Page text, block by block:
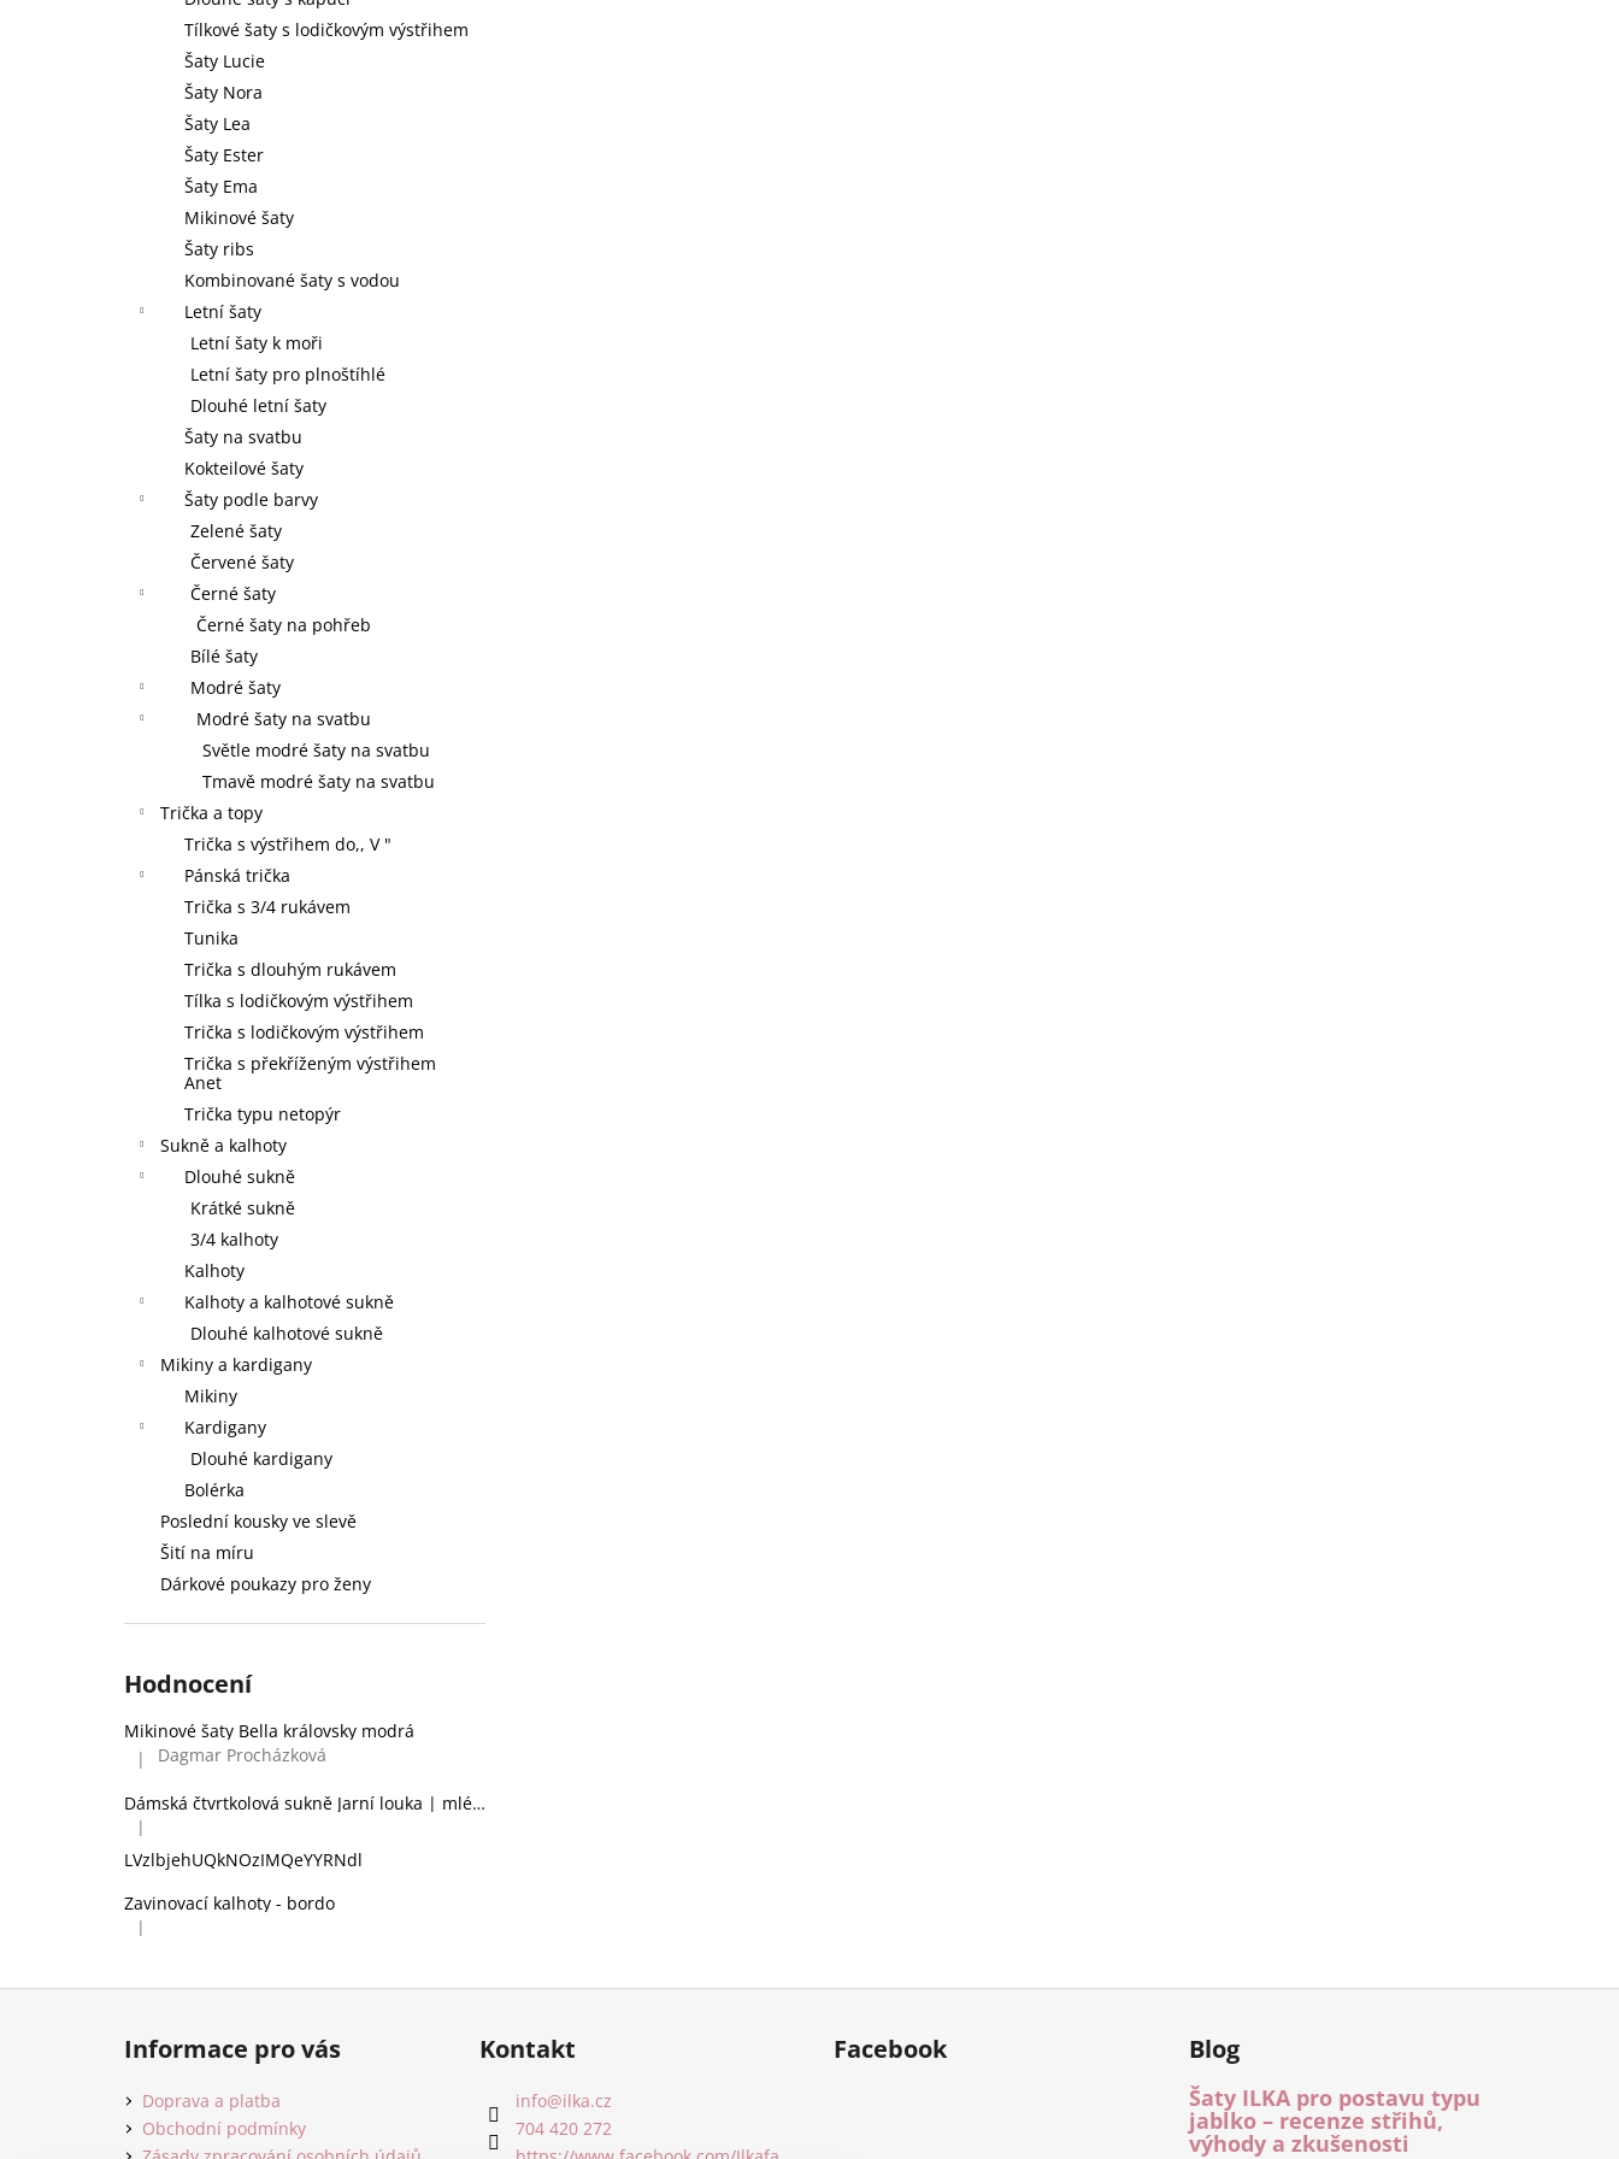
Tílkové šaty s lodičkovým výstřihem
Šaty Lucie
Šaty Nora
Šaty Lea
Šaty Ester
Šaty Ema
Mikinové šaty
Šaty ribs
Kombinované šaty s vodou
Letní šaty
Letní šaty k moři
Letní šaty pro plnoštíhlé
Dlouhé letní šaty
Šaty na svatbu
Kokteilové šaty
Šaty podle barvy
Zelené šaty
Červené šaty
Černé šaty
Černé šaty na pohřeb
Bílé šaty
Modré šaty
Modré šaty na svatbu
Světle modré šaty na svatbu
Tmavě modré šaty na svatbu
Trička a topy
Trička s výstřihem do,, V "
Pánská trička
Trička s 3/4 rukávem
Tunika
Trička s dlouhým rukávem
Tílka s lodičkovým výstřihem
Trička s lodičkovým výstřihem
Trička s překříženým výstřihem
Anet
Trička typu netopýr
Sukně a kalhoty
Dlouhé sukně
Krátké sukně
3/4 kalhoty
Kalhoty
Kalhoty a kalhotové sukně
Dlouhé kalhotové sukně
Mikiny a kardigany
Mikiny
Kardigany
Dlouhé kardigany
Bolérka
Poslední kousky ve slevě
Šití na míru
Dárkové poukazy pro ženy
Hodnocení
Mikinové šaty Bella královsky modrá
Hodnocení produktu je 5 z 5 hvězdiček.
| Dagmar Procházková
Dámská čtvrtkolová sukně Jarní louka | mléčné hedvábí
Hodnocení produktu je 2 z 5 hvězdiček.
|
LVzlbjehUQkNOzIMQeYYRNdl
Zavinovací kalhoty - bordo
Hodnocení produktu je 5 z 5 hvězdiček.
|
Z
Informace pro vás
Doprava a platba
Obchodní podmínky
Kontakt
info@ilka.cz
704 420 272
Facebook Blog
Šaty ILKA pro postavu typu
jablko – recenze střihů,
výhody a zkušenosti